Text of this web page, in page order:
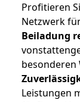
Profitieren
Netzwerk
Beiladung
besonderen
Leistungen